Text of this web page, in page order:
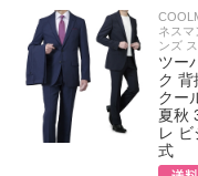
ネスマ
ンズ
ツー
ク 背
クー
夏秋
レ
式